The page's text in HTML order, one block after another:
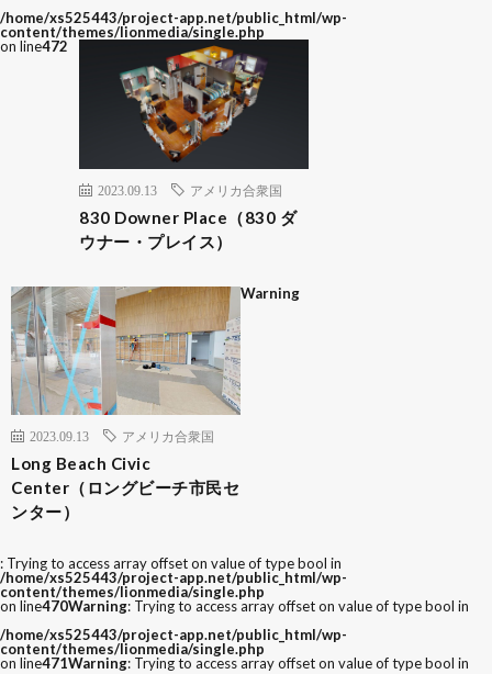
/home/xs525443/project-app.net/public_html/wp-
content/themes/lionmedia/single.php
on line472
2023.09.13 アメリカ合衆国
830 Downer Place（830 ダ
ウナー・プレイス）
2023.09.13 アメリカ合衆国
Long Beach Civic
Center（ロングビーチ市民セ
ンター）
Warning
: Trying to access array offset on value of type bool in
/home/xs525443/project-app.net/public_html/wp-
content/themes/lionmedia/single.php
on line470Warning: Trying to access array offset on value of type bool in
/home/xs525443/project-app.net/public_html/wp-
content/themes/lionmedia/single.php
on line471Warning: Trying to access array offset on value of type bool in